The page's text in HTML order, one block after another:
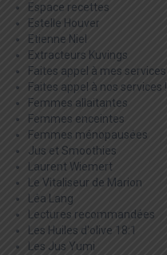
Espace recettes
Estelle Houver
Etienne Niel
Extracteurs Kuvings
Faites appel à mes services
Faites appel à nos services !
Femmes allaitantes
Femmes enceintes
Femmes ménopausées
Jus et Smoothies
Laurent Wiemert
Le Vitaliseur de Marion
Léa Lang
Lectures recommandées
Les Huiles d'olive 18:1
Les Jus Yumi